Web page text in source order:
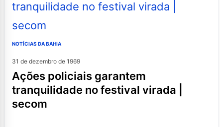
NOTÍCIAS DA BAHIA
31 de dezembro de 1969
ações policiais garantem
tranquilidade no festival virada |
secom